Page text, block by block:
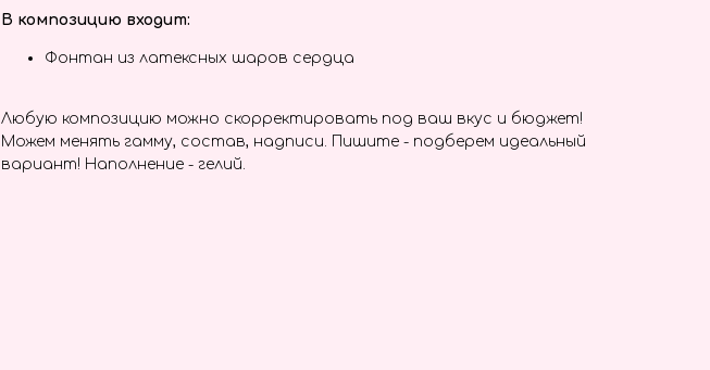
В композицию входит:
Фонтан из латексных шаров сердца
Любую композицию можно скорректировать под ваш вкус и бюджет!
Можем менять гамму, состав, надписи. Пишите - подберем идеальный
вариант! Наполнение - гелий.